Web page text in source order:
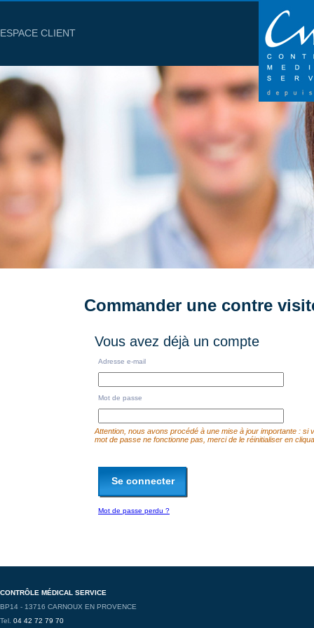
ESPACE CLIENT
Commander une contre
Vous avez déjà un compte
Adresse e-mail
Mot de passe
Se connecter
Attention, nous avons procédé à une mise à jour importante : si
mot de passe ne fonctionne pas, merci de le réinitialiser en
Mot de passe perdu ?
CONTRÔLE MÉDICAL SERVICE
BP14 - 13716 CARNOUX EN PROVENCE
Tel. 04 42 72 79 70